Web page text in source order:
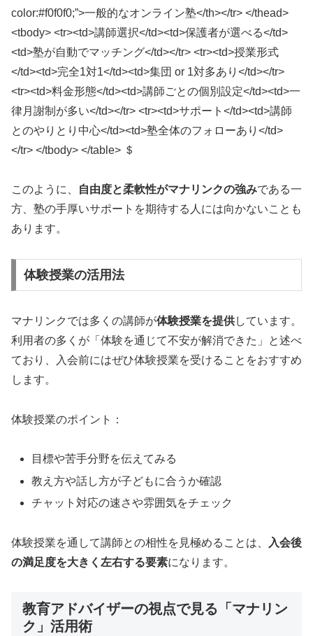
color:#f0f0f0;”>一般的なオンライン塾</th></tr> </thead>
<tbody> <tr><td>講師選択</td><td>保護者が選べる</td>
<td>塾が自動でマッチング</td></tr> <tr><td>授業形式
</td><td>完全1対1</td><td>集団 or 1対多あり</td></tr>
<tr><td>料金形態</td><td>講師ごとの個別設定</td><td>一
律月謝制が多い</td></tr> <tr><td>サポート</td><td>講師
とのやりとり中心</td><td>塾全体のフォローあり</td>
</tr> </tbody> </table> ＄
このように、 自由度と柔軟性がマナリンクの強みである一
方、塾の手厚いサポートを期待する人には向かないことも
あります。
体験授業の活用法
マナリンクでは多くの講師が体験授業を提供しています。
利用者の多くが「体験を通じて不安が解消できた」と述べ
ており、入会前にはぜひ体験授業を受けることをおすすめ
します。
体験授業のポイント：
目標や苦手分野を伝えてみる
教え方や話し方が子どもに合うか確認
チャット対応の速さや雰囲気をチェック
体験授業を通して講師との相性を見極めることは、
入会後
の満足度を大きく左右する要素になります。
教育アドバイザーの視点で見る「マナリン
ク」活用術